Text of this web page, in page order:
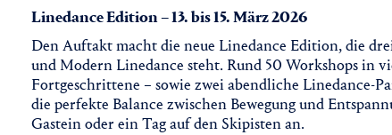
Linedance Edition – 13. bis 15. März 2026
Den Auftakt macht die neue Linedance Edition, die
und Modern Linedance steht. Rund 50 Workshops in
Fortgeschrittene – sowie zwei abendliche Linedance-
die perfekte Balance zwischen Bewegung und
Gastein oder ein Tag auf den Skipisten an.